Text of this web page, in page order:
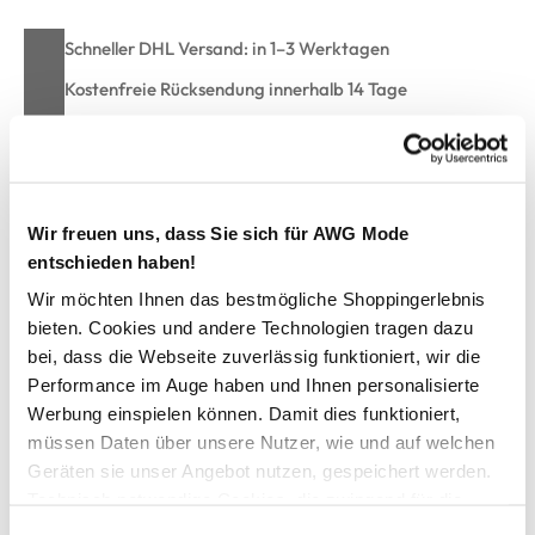
Wir freuen uns, dass Sie sich für AWG Mode
entschieden haben!
Wir möchten Ihnen das bestmögliche Shoppingerlebnis
bieten. Cookies und andere Technologien tragen dazu
bei, dass die Webseite zuverlässig funktioniert, wir die
Performance im Auge haben und Ihnen personalisierte
Werbung einspielen können. Damit dies funktioniert,
müssen Daten über unsere Nutzer, wie und auf welchen
Geräten sie unser Angebot nutzen, gespeichert werden.
Schneller DHL Versand: in 1–3 Werktagen
Kostenfreie Rücksendung innerhalb 14 Tage
Kostenlose Filiallieferung in Ihre Wunschfiliale
Zur Wunschliste hinzufügen
Damen Midislip mit Gummibund
bequemer Midislip von Speidel
elastischer Gummibund mit Muster
extra hohe Form
unifarben gehalten